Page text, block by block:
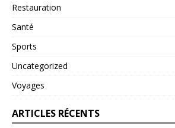
Restauration
Santé
Sports
Uncategorized
Voyages
ARTICLES RÉCENTS